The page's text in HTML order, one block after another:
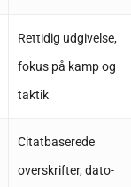
Rettidig udgivelse,
fokus på kamp og
taktik
Citatbaserede
overskrifter, dato-